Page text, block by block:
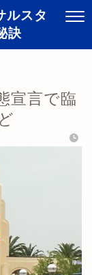
ルスタ
訣
宣言で臨